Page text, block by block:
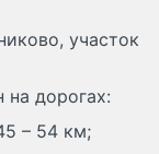
участок
на дорогах:
– 54 км;